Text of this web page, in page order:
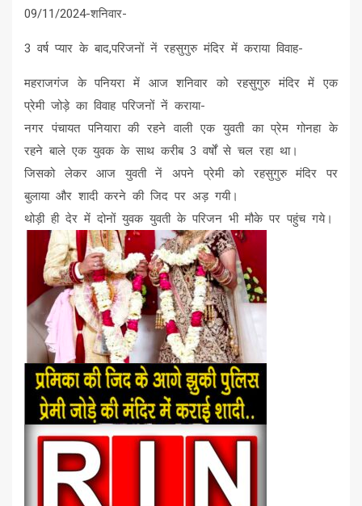
09/11/2024-शनिवार-
3 वर्ष प्यार के बाद,परिजनों नें रहसुगुरु मंदिर में कराया विवाह-
महराजगंज के पनियरा में आज शनिवार को रहसुगुरु मंदिर में एक
प्रेमी जोड़े का विवाह परिजनों नें कराया-
नगर पंचायत पनियारा की रहने वाली एक युवती का प्रेम गोनहा के
रहने बाले एक युवक के साथ करीब 3 वर्षों से चल रहा था।
जिसको लेकर आज युवती नें अपने प्रेमी को रहसुगुरु मंदिर पर
बुलाया और शादी करने की जिद पर अड़ गयी।
थोड़ी ही देर में दोनों युवक युवती के परिजन भी मौके पर पहुंच गये।